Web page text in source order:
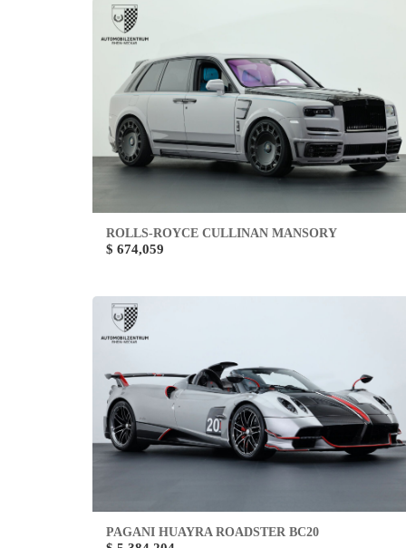
ROLLS-ROYCE CULLINAN MANSORY
$ 674,059
PAGANI HUAYRA ROADSTER BC20